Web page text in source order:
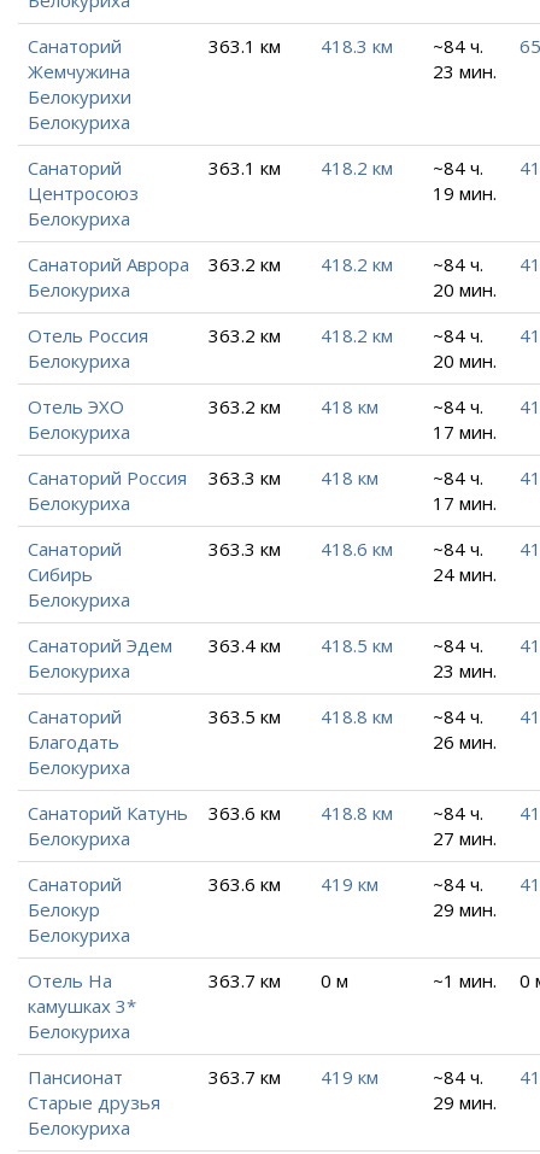
Санаторий
Жемчужина
Белокурихи
Белокуриха
363.1 км 418.3 км
~84 ч.
23 мин.
Санаторий
Центросоюз
Белокуриха
363.1 км 418.2 км
~84 ч.
19 мин.
Санаторий Аврора
Белокуриха
363.2 км 418.2 км
~84 ч.
20 мин.
Отель Россия
Белокуриха
363.2 км 418.2 км
~84 ч.
20 мин.
Отель ЭХО
Белокуриха
363.2 км 418 км
~84 ч.
17 мин.
Санаторий Россия
Белокуриха
363.3 км 418 км
~84 ч.
17 мин.
Санаторий
Сибирь
Белокуриха
363.3 км 418.6 км
~84 ч.
24 мин.
Санаторий Эдем
Белокуриха
363.4 км 418.5 км
~84 ч.
23 мин.
Санаторий
Благодать
Белокуриха
363.5 км 418.8 км
~84 ч.
26 мин.
Санаторий Катунь
Белокуриха
363.6 км 418.8 км
~84 ч.
27 мин.
Санаторий
Белокур
Белокуриха
363.6 км 419 км
~84 ч.
29 мин.
Отель На
камушках 3*
Белокуриха
363.7 км 0 м ~1 мин. 0
Пансионат
Старые друзья
Белокуриха
363.7 км 419 км
~84 ч.
29 мин.